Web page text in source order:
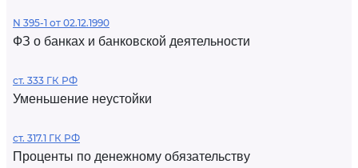
N 395-1 от 02.12.1990
ФЗ о банках и банковской деятельности
ст. 333 ГК РФ
Уменьшение неустойки
ст. 317.1 ГК РФ
Проценты по денежному обязательству